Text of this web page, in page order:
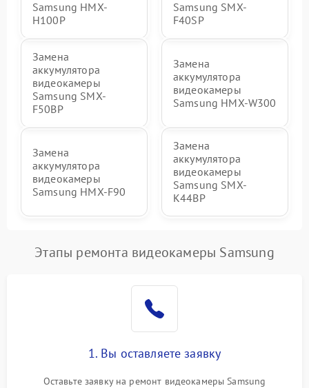
Samsung HMX-
H100P
Samsung SMX-
F40SP
Замена
аккумулятора
видеокамеры
Samsung SMX-
F50BP
Замена
аккумулятора
видеокамеры
Samsung HMX-W300
Замена
аккумулятора
видеокамеры
Samsung HMX-F90
Замена
аккумулятора
видеокамеры
Samsung SMX-
K44BP
Этапы ремонта видеокамеры Samsung
1. Вы оставляете заявку
Оставьте заявку на ремонт видеокамеры Samsung